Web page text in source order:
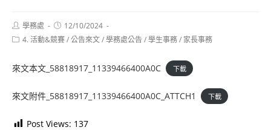
Post
author:
學務處
Post
published:
12/10/2024
Post4. 活動&競賽/公告來文/學務處公告/學生事務/ 家長事務
來文本文_58818917_11339466400A0C 下載
來文附件_58818917_11339466400A0C_ATTCH1 下載
Post Views: 137